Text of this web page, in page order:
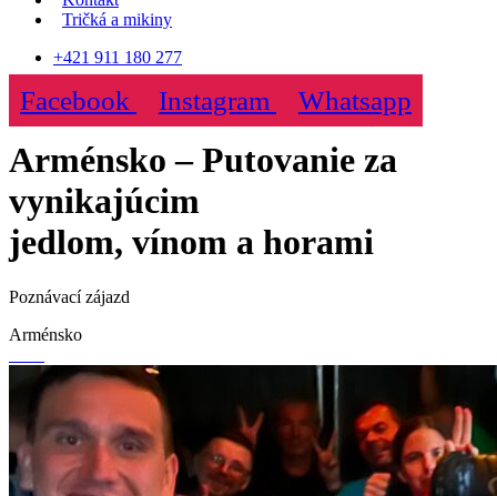
Tričká a mikiny
+421 911 180 277
Facebook Instagram Whatsapp
Arménsko – Putovanie za
vynikajúcim
jedlom, vínom a horami
Poznávací zájazd
Arménsko